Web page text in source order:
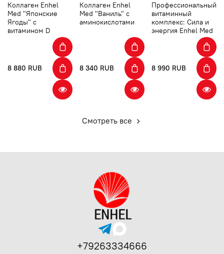
Коллаген Enhel
Med "Японские
Ягоды" с
витамином D
8 880 RUB
Коллаген Enhel
Med "Ваниль" с
аминокислотами
8 340 RUB
Профессиональный
витаминный
комплекс: Сила и
энергия Enhel Med
8 990 RUB
Смотреть все
+79263334666